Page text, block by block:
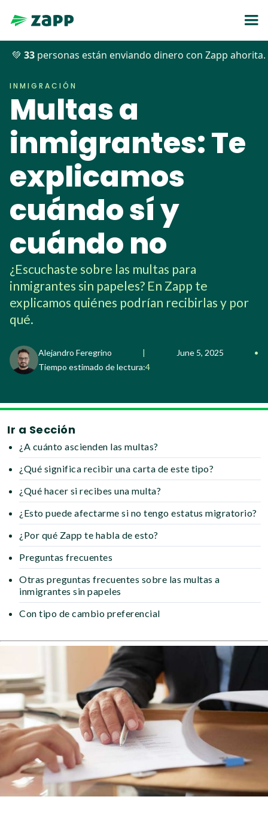
💚 33 personas están enviando dinero con Zapp ahorita.
Blog >>Inmigración>> Multas a inmigrantes: Te explicamos cuándo sí y cuándo no
INMIGRACIÓN
Multas a
inmigrantes: Te
explicamos
cuándo sí y
cuándo no
¿Escuchaste sobre las multas para
inmigrantes sin papeles? En Zapp te
explicamos quiénes podrían recibirlas y por
qué.
Alejandro Feregrino | June 5, 2025
•
Tiempo estimado de lectura:4
Ir a Sección
¿A cuánto ascienden las multas?
¿Qué significa recibir una carta de este tipo?
¿Qué hacer si recibes una multa?
¿Esto puede afectarme si no tengo estatus migratorio?
¿Por qué Zapp te habla de esto?
Preguntas frecuentes
Otras preguntas frecuentes sobre las multas a
inmigrantes sin papeles
Con tipo de cambio preferencial